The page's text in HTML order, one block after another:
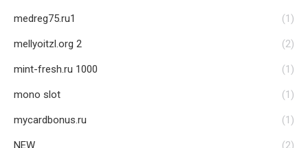
medreg75.ru1 (1)
mellyoitzl.org 2 (2)
mint-fresh.ru 1000 (1)
mono slot (1)
mycardbonus.ru (1)
NEW (2)